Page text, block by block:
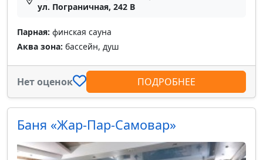
ул. Пограничная, 242 В
Парная: финская сауна
Аква зона: бассейн, душ
Нет оценок ПОДРОБНЕЕ
Баня «Жар-Пар-Самовар»